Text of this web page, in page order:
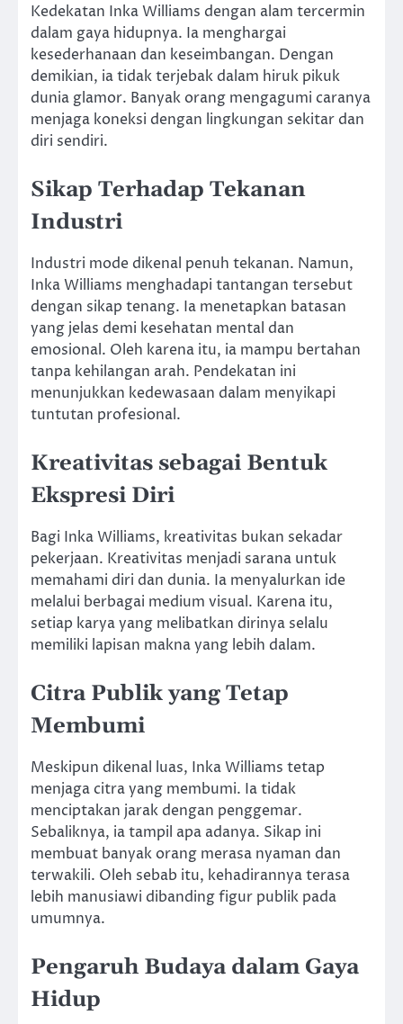
Kedekatan Inka Williams dengan alam tercermin
dalam gaya hidupnya. Ia menghargai
kesederhanaan dan keseimbangan. Dengan
demikian, ia tidak terjebak dalam hiruk pikuk
dunia glamor. Banyak orang mengagumi caranya
menjaga koneksi dengan lingkungan sekitar dan
diri sendiri.
Sikap Terhadap Tekanan
Industri
Industri mode dikenal penuh tekanan. Namun,
Inka Williams menghadapi tantangan tersebut
dengan sikap tenang. Ia menetapkan batasan
yang jelas demi kesehatan mental dan
emosional. Oleh karena itu, ia mampu bertahan
tanpa kehilangan arah. Pendekatan ini
menunjukkan kedewasaan dalam menyikapi
tuntutan profesional.
Kreativitas sebagai Bentuk
Ekspresi Diri
Bagi Inka Williams, kreativitas bukan sekadar
pekerjaan. Kreativitas menjadi sarana untuk
memahami diri dan dunia. Ia menyalurkan ide
melalui berbagai medium visual. Karena itu,
setiap karya yang melibatkan dirinya selalu
memiliki lapisan makna yang lebih dalam.
Citra Publik yang Tetap
Membumi
Meskipun dikenal luas, Inka Williams tetap
menjaga citra yang membumi. Ia tidak
menciptakan jarak dengan penggemar.
Sebaliknya, ia tampil apa adanya. Sikap ini
membuat banyak orang merasa nyaman dan
terwakili. Oleh sebab itu, kehadirannya terasa
lebih manusiawi dibanding figur publik pada
umumnya.
Pengaruh Budaya dalam Gaya
Hidup